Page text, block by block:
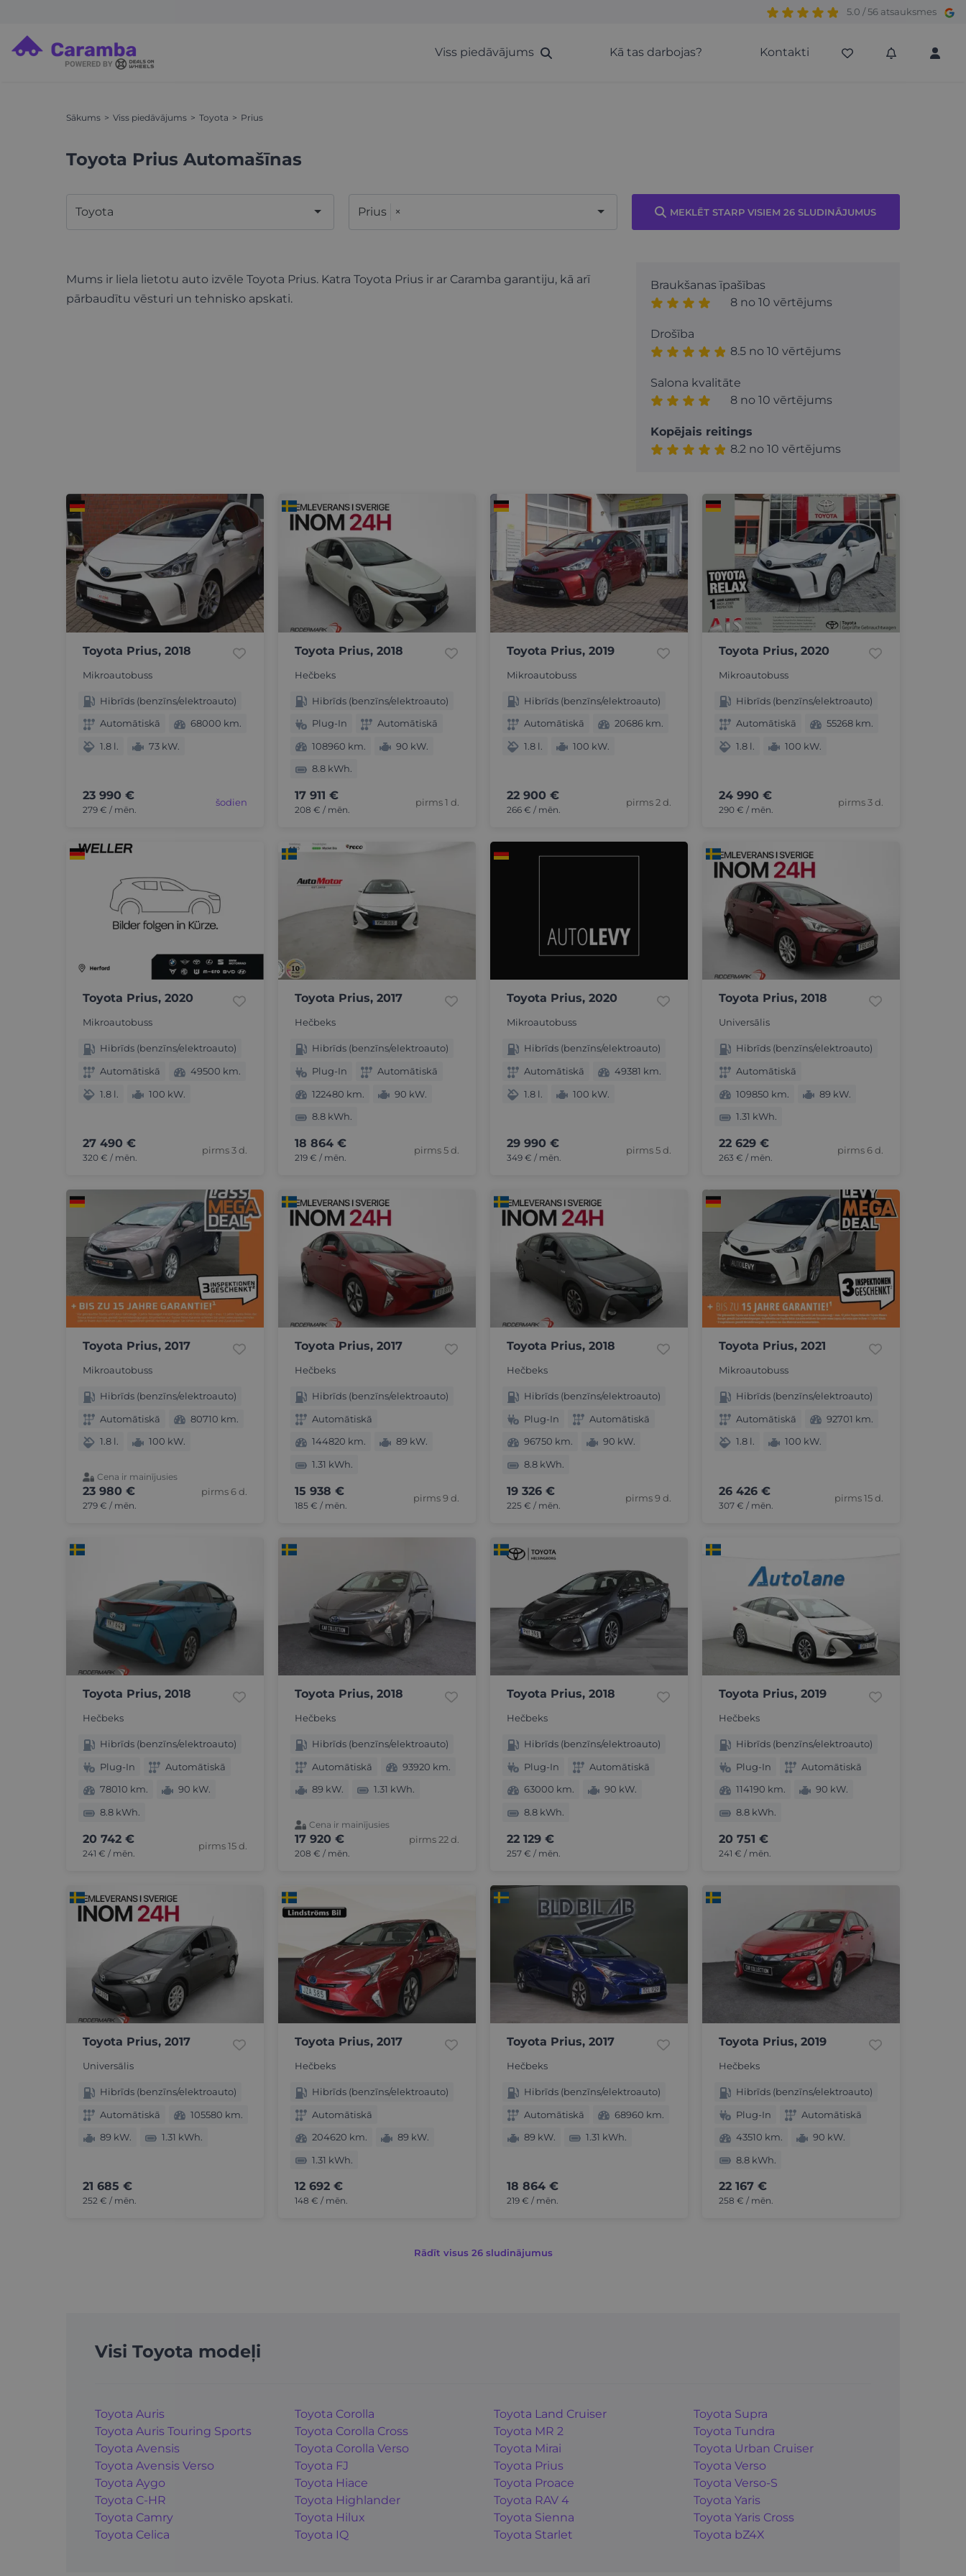
5.0 / 56 atsauksmes
Viss piedāvājums Kā tas darbojas? Kontakti
Sākums Viss piedāvājums Toyota Prius
Toyota Prius Automašīnas
Toyota Prius × MEKLĒT STARP VISIEM 26 SLUDINĀJUMUS
Mums ir liela lietotu auto izvēle Toyota Prius. Katra Toyota Prius ir ar Caramba garantiju, kā arī
pārbaudītu vēsturi un tehnisko apskati.
Braukšanas īpašības
8 no 10 vērtējums
Drošība
8.5 no 10 vērtējums
Salona kvalitāte
8 no 10 vērtējums
Kopējais reitings
8.2 no 10 vērtējums
Toyota Prius, 2018
Mikroautobuss
Hibrīds (benzīns/elektroauto)
Automātiskā
68000 km.
1.8 l.
73 kW.
23 990 €
279 € / mēn.
šodien
Toyota Prius, 2018
Hečbeks
Hibrīds (benzīns/elektroauto)
Plug-In
Automātiskā
108960 km.
90 kW.
8.8 kWh.
17 911 €
208 € / mēn.
pirms 1 d.
Toyota Prius, 2019
Mikroautobuss
Hibrīds (benzīns/elektroauto)
Automātiskā
20686 km.
1.8 l.
100 kW.
22 900 €
266 € / mēn.
pirms 2 d.
Toyota Prius, 2020
Mikroautobuss
Hibrīds (benzīns/elektroauto)
Automātiskā
55268 km.
1.8 l.
100 kW.
24 990 €
290 € / mēn.
pirms 3 d.
Toyota Prius, 2020
Mikroautobuss
Hibrīds (benzīns/elektroauto)
Automātiskā
49500 km.
1.8 l.
100 kW.
27 490 €
320 € / mēn.
pirms 3 d.
Toyota Prius, 2017
Hečbeks
Hibrīds (benzīns/elektroauto)
Plug-In
Automātiskā
122480 km.
90 kW.
8.8 kWh.
18 864 €
219 € / mēn.
pirms 5 d.
Toyota Prius, 2020
Mikroautobuss
Hibrīds (benzīns/elektroauto)
Automātiskā
49381 km.
1.8 l.
100 kW.
29 990 €
349 € / mēn.
pirms 5 d.
Toyota Prius, 2018
Universālis
Hibrīds (benzīns/elektroauto)
Automātiskā
109850 km.
89 kW.
1.31 kWh.
22 629 €
263 € / mēn.
pirms 6 d.
Toyota Prius, 2017
Mikroautobuss
Hibrīds (benzīns/elektroauto)
Automātiskā
80710 km.
1.8 l.
100 kW.
Cena ir mainījusies
23 980 €
279 € / mēn.
pirms 6 d.
Toyota Prius, 2017
Hečbeks
Hibrīds (benzīns/elektroauto)
Automātiskā
144820 km.
89 kW.
1.31 kWh.
15 938 €
185 € / mēn.
pirms 9 d.
Toyota Prius, 2018
Hečbeks
Hibrīds (benzīns/elektroauto)
Plug-In
Automātiskā
96750 km.
90 kW.
8.8 kWh.
19 326 €
225 € / mēn.
pirms 9 d.
Toyota Prius, 2021
Mikroautobuss
Hibrīds (benzīns/elektroauto)
Automātiskā
92701 km.
1.8 l.
100 kW.
26 426 €
307 € / mēn.
pirms 15 d.
Toyota Prius, 2018
Hečbeks
Hibrīds (benzīns/elektroauto)
Plug-In
Automātiskā
78010 km.
90 kW.
8.8 kWh.
20 742 €
241 € / mēn.
pirms 15 d.
Toyota Prius, 2018
Hečbeks
Hibrīds (benzīns/elektroauto)
Automātiskā
93920 km.
89 kW.
1.31 kWh.
Cena ir mainījusies
17 920 €
208 € / mēn.
pirms 22 d.
Toyota Prius, 2018
Hečbeks
Hibrīds (benzīns/elektroauto)
Plug-In
Automātiskā
63000 km.
90 kW.
8.8 kWh.
22 129 €
257 € / mēn.
Toyota Prius, 2019
Hečbeks
Hibrīds (benzīns/elektroauto)
Plug-In
Automātiskā
114190 km.
90 kW.
8.8 kWh.
20 751 €
241 € / mēn.
Toyota Prius, 2017
Universālis
Hibrīds (benzīns/elektroauto)
Automātiskā
105580 km.
89 kW.
1.31 kWh.
21 685 €
252 € / mēn.
Toyota Prius, 2017
Hečbeks
Hibrīds (benzīns/elektroauto)
Automātiskā
204620 km.
89 kW.
1.31 kWh.
12 692 €
148 € / mēn.
Toyota Prius, 2017
Hečbeks
Hibrīds (benzīns/elektroauto)
Automātiskā
68960 km.
89 kW.
1.31 kWh.
18 864 €
219 € / mēn.
Toyota Prius, 2019
Hečbeks
Hibrīds (benzīns/elektroauto)
Plug-In
Automātiskā
43510 km.
90 kW.
8.8 kWh.
22 167 €
258 € / mēn.
Rādīt visus 26 sludinājumus
Visi Toyota modeļi
Toyota Auris
Toyota Auris Touring Sports
Toyota Avensis
Toyota Avensis Verso
Toyota Aygo
Toyota C-HR
Toyota Camry
Toyota Celica
Toyota Corolla
Toyota Corolla Cross
Toyota Corolla Verso
Toyota FJ
Toyota Hiace
Toyota Highlander
Toyota Hilux
Toyota IQ
Toyota Land Cruiser
Toyota MR 2
Toyota Mirai
Toyota Prius
Toyota Proace
Toyota RAV 4
Toyota Sienna
Toyota Starlet
Toyota Supra
Toyota Tundra
Toyota Urban Cruiser
Toyota Verso
Toyota Verso-S
Toyota Yaris
Toyota Yaris Cross
Toyota bZ4X